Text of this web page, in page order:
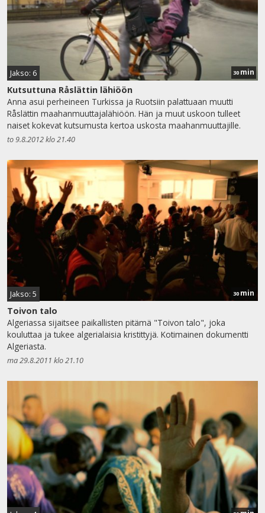
Jakso: 6 30 min
Kutsuttuna Råslättin lähiöön
Anna asui perheineen Turkissa ja Ruotsiin palattuaan muutti
Råslättin maahanmuuttajalähiöön. Hän ja muut uskoon tulleet
naiset kokevat kutsumusta kertoa uskosta maahanmuuttajille.
to 9.8.2012 klo 21.40
Jakso: 5 30 min
Toivon talo
Algeriassa sijaitsee paikallisten pitämä "Toivon talo", joka
kouluttaa ja tukee algerialaisia kristittyjä. Kotimainen dokumentti
Algeriasta.
ma 29.8.2011 klo 21.10